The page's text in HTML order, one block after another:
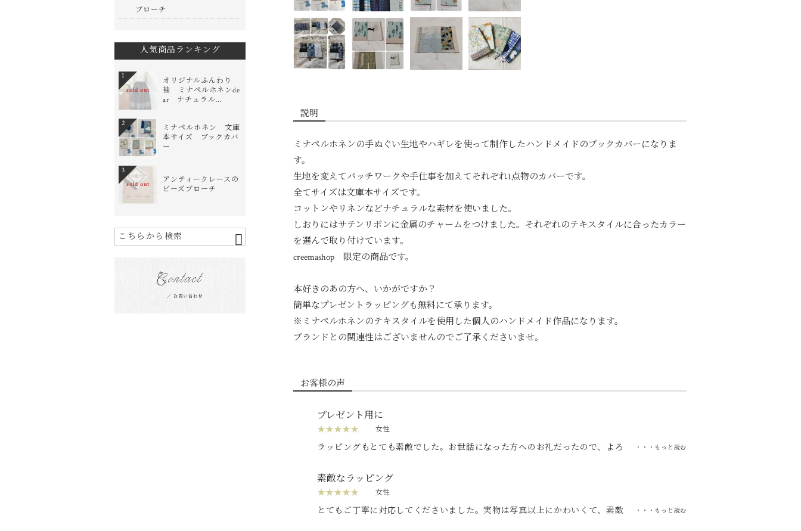
説明
ミナペルホネンの手ぬぐい生地やハギレを使って制作したハンドメイドのブックカバーになりま
す。
生地を変えてパッチワークや手仕事を加えてそれぞれ1点物のカバーです。
全てサイズは文庫本サイズです。
コットンやリネンなどナチュラルな素材を使いました。
しおりにはサテンリボンに金属のチャームをつけました。それぞれのテキスタイルに合ったカラー
を選んで取り付けています。
creemashop 限定の商品です。
本好きのあの方へ、いかがですか？
簡単なプレゼントラッピングも無料にて承ります。
※ミナペルホネンのテキスタイルを使用した個人のハンドメイド作品になります。
ブランドとの関連性はございませんのでご了承くださいませ。
お客様の声
プレゼント用に
★★★★★ 女性
ラッピングもとても素敵でした。お世話になった方へのお礼だったので、よろ
・・・もっと読む
素敵なラッピング
★★★★★ 女性
とてもご丁寧に対応してくださいました。実物は写真以上にかわいくて、素敵
・・・もっと読む
ブローチ
人気商品ランキング
sold out
オリジナルふんわり
袖 ミナペルホネンde
ar ナチュラル…
1
ミナペルホネン 文庫
本サイズ ブックカバ
ー
2
sold out
アンティークレースの
ビーズブローチ
3